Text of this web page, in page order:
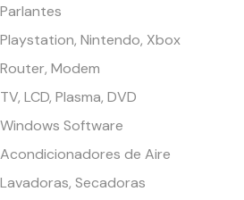
Parlantes
Playstation, Nintendo, Xbox
Router, Modem
TV, LCD, Plasma, DVD
Windows Software
Acondicionadores de Aire
Lavadoras, Secadoras